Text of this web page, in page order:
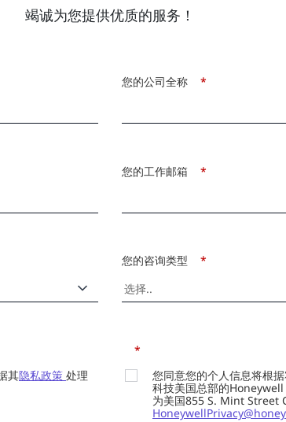
竭诚为您提供优质的服务！
*
您的公司全称
*
您的工作邮箱
*
您的咨询类型
其隐私政策 处理
*
您同意您的个人信息将根
科技美国总部的
为美国855 S. Mint Street